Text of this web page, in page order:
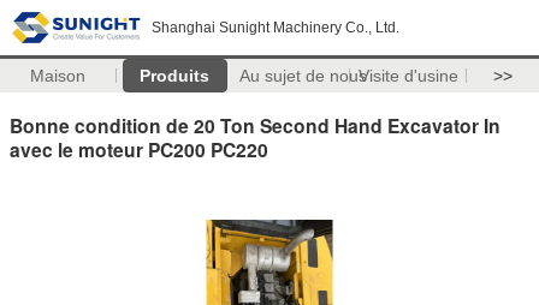
Shanghai Sunight Machinery Co., Ltd.
Maison Produits Au sujet de nousVisite d'usine >>
Bonne condition de 20 Ton Second Hand Excavator In
avec le moteur PC200 PC220